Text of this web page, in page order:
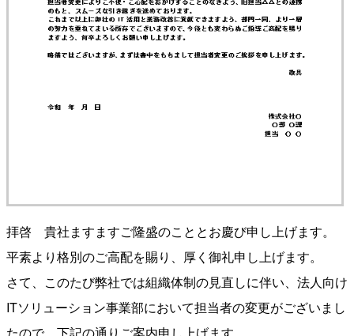
拝啓 貴社ますますご隆盛のこととお慶び申し上げます。
平素より格別のご高配を賜り、厚く御礼申し上げます。
さて、このたび弊社では組織体制の見直しに伴い、法人向け
ITソリューション事業部において担当者の変更がございまし
たので、下記の通りご案内申し上げます。